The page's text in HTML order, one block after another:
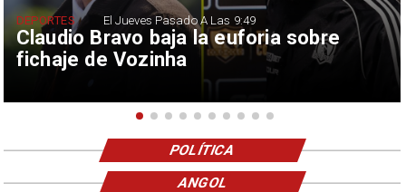
Claudio Bravo baja la euforia sobre
fichaje de Vozinha
DEPORTES El Jueves Pasado A Las 9:49
POLÍTICA
ANGOL